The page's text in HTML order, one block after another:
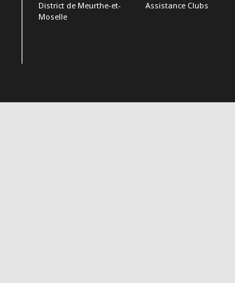
District de Meurthe-et-
Moselle
Assistance Clubs